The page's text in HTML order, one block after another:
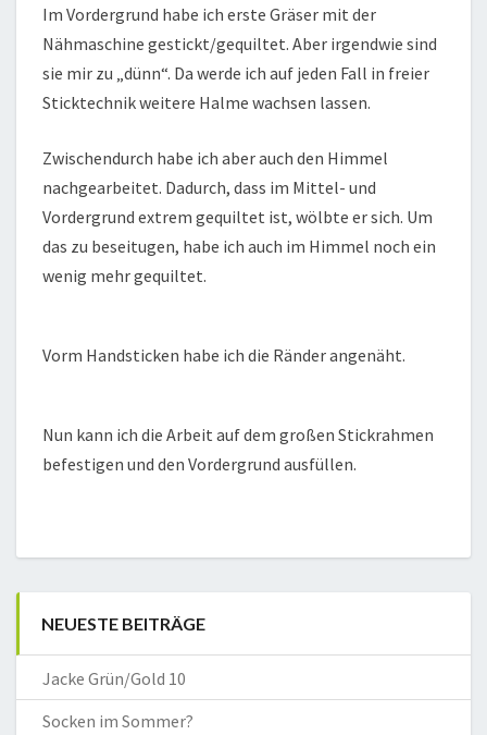
Im Vordergrund habe ich erste Gräser mit der
Nähmaschine gestickt/gequiltet. Aber irgendwie sind
sie mir zu „dünn“. Da werde ich auf jeden Fall in freier
Sticktechnik weitere Halme wachsen lassen.
Zwischendurch habe ich aber auch den Himmel
nachgearbeitet. Dadurch, dass im Mittel- und
Vordergrund extrem gequiltet ist, wölbte er sich. Um
das zu beseitugen, habe ich auch im Himmel noch ein
wenig mehr gequiltet.
Vorm Handsticken habe ich die Ränder angenäht.
Nun kann ich die Arbeit auf dem großen Stickrahmen
befestigen und den Vordergrund ausfüllen.
NEUESTE BEITRÄGE
Jacke Grün/Gold 10
Socken im Sommer?